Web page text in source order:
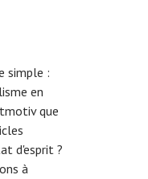
simple :
en
que
d'esprit ?
à